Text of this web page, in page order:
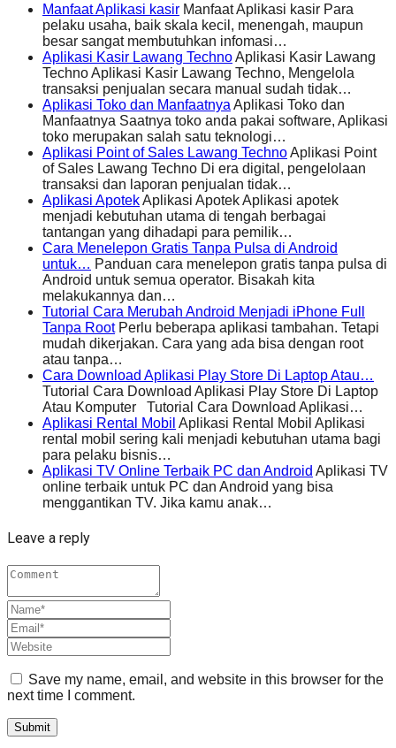
Manfaat Aplikasi kasir Manfaat Aplikasi kasir Para
pelaku usaha, baik skala kecil, menengah, maupun
besar sangat membutuhkan infomasi…
Aplikasi Kasir Lawang TechnoAplikasi Kasir Lawang
Techno Aplikasi Kasir Lawang Techno, Mengelola
transaksi penjualan secara manual sudah tidak…
Aplikasi Toko dan Manfaatnya Aplikasi Toko dan
Manfaatnya Saatnya toko anda pakai software, Aplikasi
toko merupakan salah satu teknologi…
Aplikasi Point of Sales Lawang TechnoAplikasi Point
of Sales Lawang Techno Di era digital, pengelolaan
transaksi dan laporan penjualan tidak…
Aplikasi ApotekAplikasi Apotek Aplikasi apotek
menjadi kebutuhan utama di tengah berbagai
tantangan yang dihadapi para pemilik…
Cara Menelepon Gratis Tanpa Pulsa di Android
untuk… Panduan cara menelepon gratis tanpa pulsa di
Android untuk semua operator. Bisakah kita
melakukannya dan…
Tutorial Cara Merubah Android Menjadi iPhone Full
Tanpa RootPerlu beberapa aplikasi tambahan. Tetapi
mudah dikerjakan. Cara yang ada bisa dengan root
atau tanpa…
Cara Download Aplikasi Play Store Di Laptop Atau…
Tutorial Cara Download Aplikasi Play Store Di Laptop
Atau Komputer Tutorial Cara Download Aplikasi…
Aplikasi Rental Mobil Aplikasi Rental Mobil Aplikasi
rental mobil sering kali menjadi kebutuhan utama bagi
para pelaku bisnis…
Aplikasi TV Online Terbaik PC dan Android Aplikasi TV
online terbaik untuk PC dan Android yang bisa
menggantikan TV. Jika kamu anak…
Leave a reply
Save my name, email, and website in this browser for the
next time I comment.